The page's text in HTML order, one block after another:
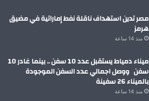
مصر تدين استهداف ناقلة نفط إماراتية في مضيق
هرمز
منذ 14 ساعة
ميناء دمياط يستقبل عدد 10 سفن .. بينما غادر 10
سفن ووصل اجمالي عدد السفن الموجودة
بالميناء 26 سفينة
منذ 14 ساعة